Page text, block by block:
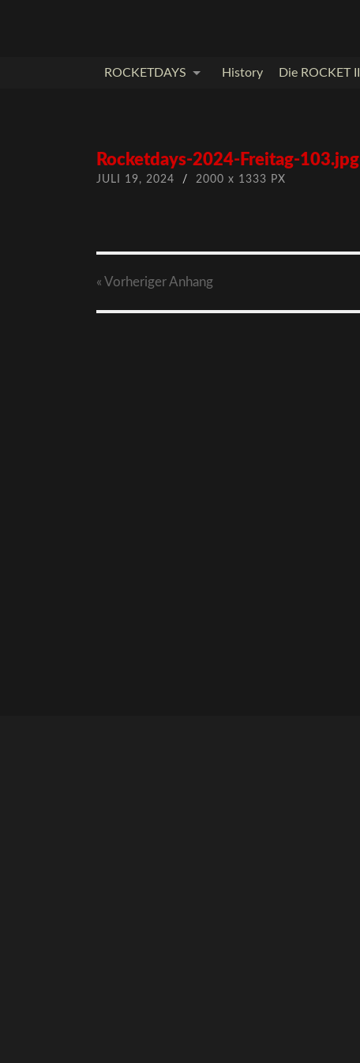
ROCKETDAYS History Die ROCKET III
Rocketdays-2024-Freitag-103.jpg
JULI 19, 2024 / 2000 x 1333 PX
« VorherigerAnhang